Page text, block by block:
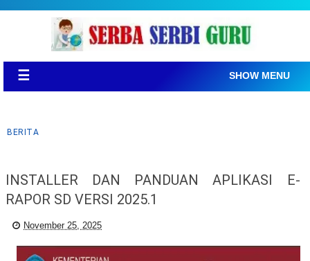
☰ SHOW MENU
BERITA
INSTALLER DAN PANDUAN APLIKASI E-
RAPOR SD VERSI 2025.1
November 25, 2025